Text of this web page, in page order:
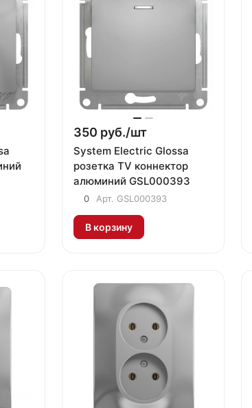
350 руб./шт
System Electric Glossa
розетка TV коннектор
алюминий GSL000393
0 Арт. GSL000393
В корзину